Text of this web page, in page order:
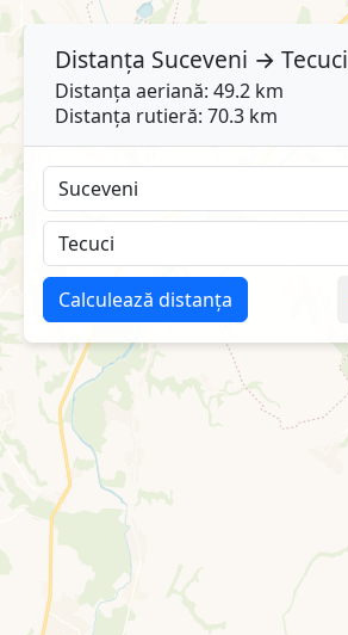
Distanța Suceveni → Tecuci
Distanța aeriană: 49.2 km
Distanța rutieră: 70.3 km
Calculează distanța